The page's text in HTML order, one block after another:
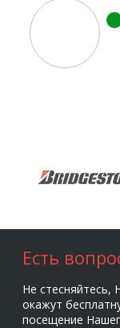
Есть
Не стесняйтесь,
окажут
посещение